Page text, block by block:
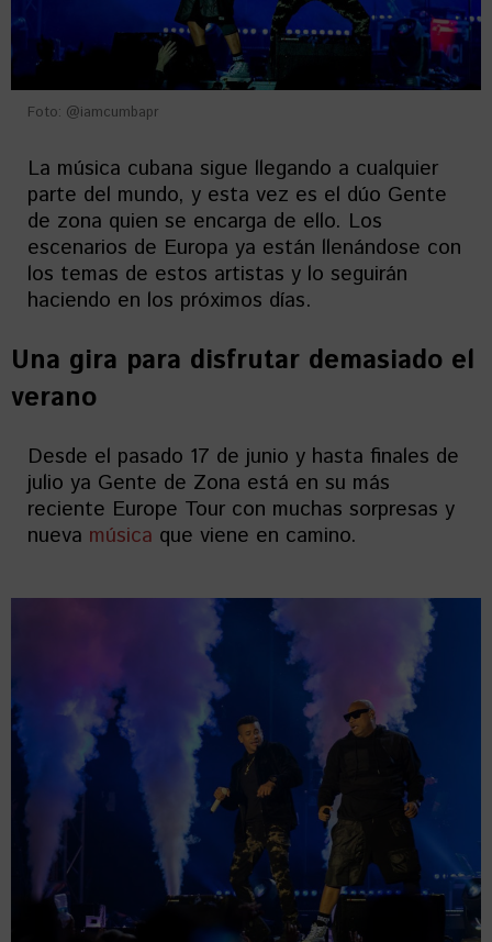
Foto: @iamcumbapr
La música cubana sigue llegando a cualquier
parte del mundo, y esta vez es el dúo Gente
de zona quien se encarga de ello. Los
escenarios de Europa ya están llenándose con
los temas de estos artistas y lo seguirán
haciendo en los próximos días.
Una gira para disfrutar demasiado el
verano
Desde el pasado 17 de junio y hasta finales de
julio ya Gente de Zona está en su más
reciente Europe Tour con muchas sorpresas y
nueva música que viene en camino.